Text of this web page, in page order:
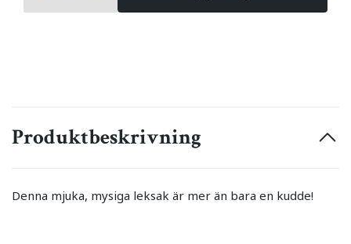
Produktbeskrivning
Denna mjuka, mysiga leksak är mer än bara en kudde!